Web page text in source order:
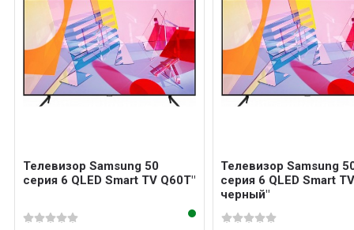
Телевизор Samsung 50
серия 6 QLED Smart TV Q60T"
Телевизор Samsung
серия 6 QLED Smart
черный"